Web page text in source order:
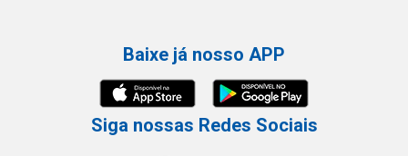
Baixe já nosso APP
Siga nossas Redes Sociais